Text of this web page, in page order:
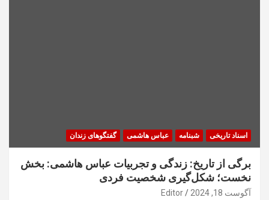
اسناد تاریخی شبنامه عباس هاشمی گفتگوهای زندان
برگی از تاریخ: زندگی و تجربیات عباس هاشمی: بخش
نخست؛ شکل‌گیری شخصیت فردی
آگوست 18, 2024 Editor